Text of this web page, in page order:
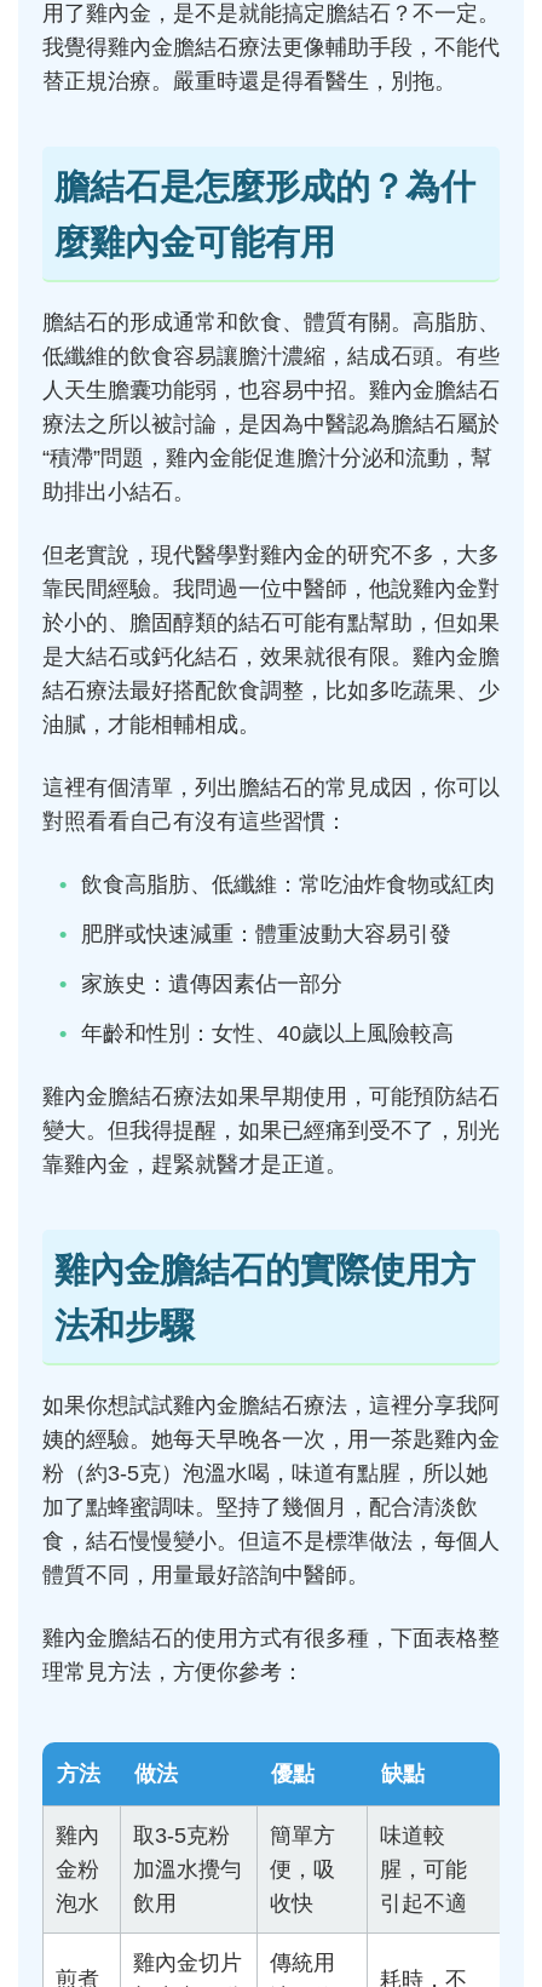
用了雞內金，是不是就能搞定膽結石？不一定。
我覺得雞內金膽結石療法更像輔助手段，不能代
替正規治療。嚴重時還是得看醫生，別拖。
膽結石是怎麼形成的？為什
麼雞內金可能有用
膽結石的形成通常和飲食、體質有關。高脂肪、
低纖維的飲食容易讓膽汁濃縮，結成石頭。有些
人天生膽囊功能弱，也容易中招。雞內金膽結石
療法之所以被討論，是因為中醫認為膽結石屬於
“積滯”問題，雞內金能促進膽汁分泌和流動，幫
助排出小結石。
但老實說，現代醫學對雞內金的研究不多，大多
靠民間經驗。我問過一位中醫師，他說雞內金對
於小的、膽固醇類的結石可能有點幫助，但如果
是大結石或鈣化結石，效果就很有限。雞內金膽
結石療法最好搭配飲食調整，比如多吃蔬果、少
油膩，才能相輔相成。
這裡有個清單，列出膽結石的常見成因，你可以
對照看看自己有沒有這些習慣：
飲食高脂肪、低纖維：常吃油炸食物或紅肉
肥胖或快速減重：體重波動大容易引發
家族史：遺傳因素佔一部分
年齡和性別：女性、40歲以上風險較高
雞內金膽結石療法如果早期使用，可能預防結石
變大。但我得提醒，如果已經痛到受不了，別光
靠雞內金，趕緊就醫才是正道。
雞內金膽結石的實際使用方
法和步驟
如果你想試試雞內金膽結石療法，這裡分享我阿
姨的經驗。她每天早晚各一次，用一茶匙雞內金
粉（約3-5克）泡溫水喝，味道有點腥，所以她
加了點蜂蜜調味。堅持了幾個月，配合清淡飲
食，結石慢慢變小。但這不是標準做法，每個人
體質不同，用量最好諮詢中醫師。
雞內金膽結石的使用方式有很多種，下面表格整
理常見方法，方便你參考：
方法 做法 優點 缺點
雞內
金粉
泡水
取3-5克粉
加溫水攪勻
飲用
簡單方
便，吸
收快
味道較
腥，可能
引起不適
煎煮
雞內金切片
傳統用
耗時，不